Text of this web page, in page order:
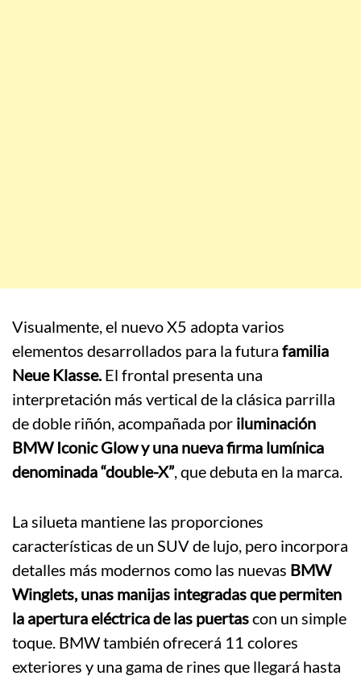
Visualmente, el nuevo X5 adopta varios
elementos desarrollados para la futura familia
Neue Klasse.El frontal presenta una
interpretación más vertical de la clásica parrilla
de doble riñón, acompañada por iluminación
BMW Iconic Glow y una nueva firma lumínica
denominada “double-X”, que debuta en la marca.
La silueta mantiene las proporciones
características de un SUV de lujo, pero incorpora
detalles más modernos como las nuevas BMW
Winglets, unas manijas integradas que permiten
la apertura eléctrica de las puertascon un simple
toque. BMW también ofrecerá 11 colores
exteriores y una gama de rines que llegará hasta